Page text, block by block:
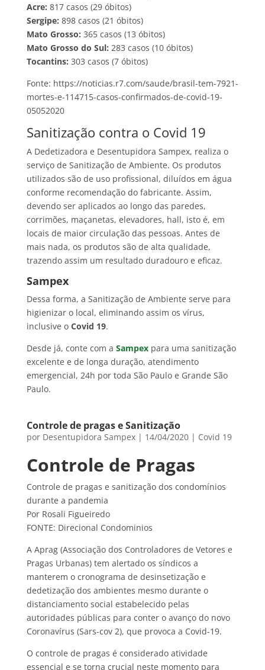
Acre: 817 casos (29 óbitos)
Sergipe: 898 casos (21 óbitos)
Mato Grosso: 365 casos (13 óbitos)
Mato Grosso do Sul: 283 casos (10 óbitos)
Tocantins: 303 casos (7 óbitos)
Fonte: https://noticias.r7.com/saude/brasil-tem-7921-
mortes-e-114715-casos-confirmados-de-covid-19-
05052020
Sanitização contra o Covid 19
A Dedetizadora e Desentupidora Sampex, realiza o
serviço de Sanitização de Ambiente. Os produtos
utilizados são de uso profissional, diluídos em água
conforme recomendação do fabricante. Assim,
devendo ser aplicados ao longo das paredes,
corrimões, maçanetas, elevadores, hall, isto é, em
locais de maior circulação das pessoas. Antes de
mais nada, os produtos são de alta qualidade,
trazendo assim um resultado duradouro e eficaz.
Sampex
Dessa forma, a Sanitização de Ambiente serve para
higienizar o local, eliminando assim os vírus,
inclusive o Covid 19.
Desde já, conte com a Sampex para uma sanitização
excelente e de longa duração, atendimento
emergencial, 24h por toda São Paulo e Grande São
Paulo.
Controle de pragas e Sanitização
por Desentupidora Sampex| 14/04/2020| Covid 19
Controle de Pragas
Controle de pragas e sanitização dos condomínios
durante a pandemia
Por Rosali Figueiredo
FONTE: Direcional Condominios
A Aprag (Associação dos Controladores de Vetores e
Pragas Urbanas) tem alertado os síndicos a
manterem o cronograma de desinsetização e
dedetização dos ambientes mesmo durante o
distanciamento social estabelecido pelas
autoridades públicas para conter o avanço do novo
Coronavírus (Sars-cov 2), que provoca a Covid-19.
O controle de pragas é considerado atividade
essencial e se torna crucial neste momento para